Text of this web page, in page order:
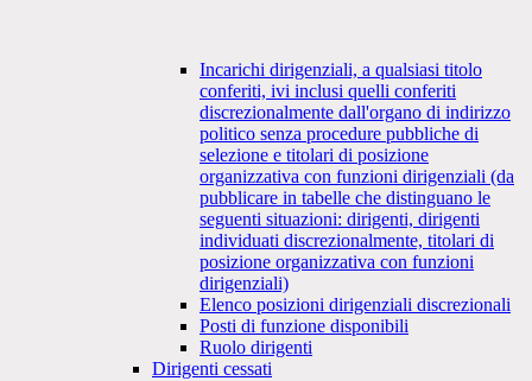
Incarichi dirigenziali, a qualsiasi titolo
conferiti, ivi inclusi quelli conferiti
discrezionalmente dall'organo di indirizzo
politico senza procedure pubbliche di
selezione e titolari di posizione
organizzativa con funzioni dirigenziali (da
pubblicare in tabelle che distinguano le
seguenti situazioni: dirigenti, dirigenti
individuati discrezionalmente, titolari di
posizione organizzativa con funzioni
dirigenziali)
Elenco posizioni dirigenziali discrezionali
Posti di funzione disponibili
Ruolo dirigenti
Dirigenti cessati